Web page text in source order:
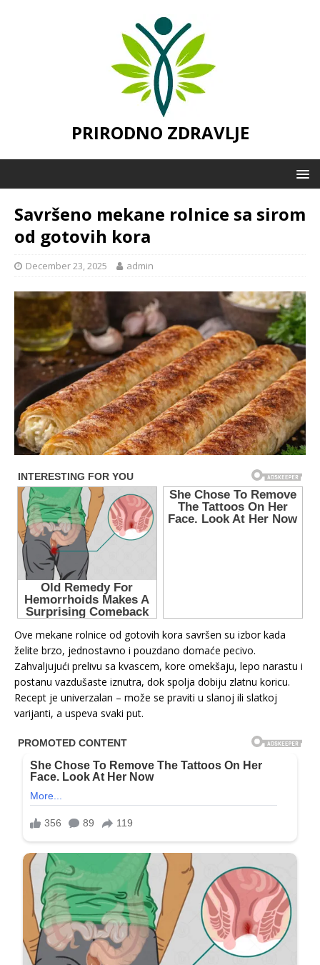
PRIRODNO ZDRAVLJE
Savršeno mekane rolnice sa sirom
od gotovih kora
December 23, 2025 admin
Ove mekane rolnice od gotovih kora savršen su izbor kada
želite brzo, jednostavno i pouzdano domaće pecivo.
Zahvaljujući prelivu sa kvascem, kore omekšaju, lepo narastu i
postanu vazdušaste iznutra, dok spolja dobiju zlatnu koricu.
Recept je univerzalan – može se praviti u slanoj ili slatkoj
varijanti, a uspeva svaki put.